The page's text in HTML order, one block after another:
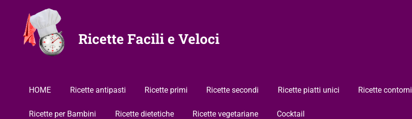
contenuto
Ricette Facili e Veloci
HOME Ricette antipasti Ricette primi Ricette secondi Ricette piatti unici Ricette contorni
Ricette per Bambini Ricette dietetiche Ricette vegetariane Cocktail